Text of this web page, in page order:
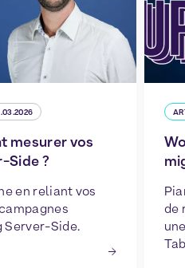
mesurer vos
Side ?
en reliant vos
Server-Side.
de